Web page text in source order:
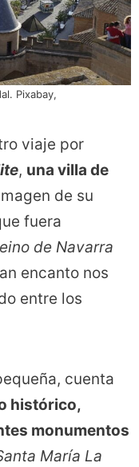
Pixabay,
viaje por
, una villa de
de su
fuera
de Navarra
encanto nos
entre los
cuenta
histórico,
monumentos
María La